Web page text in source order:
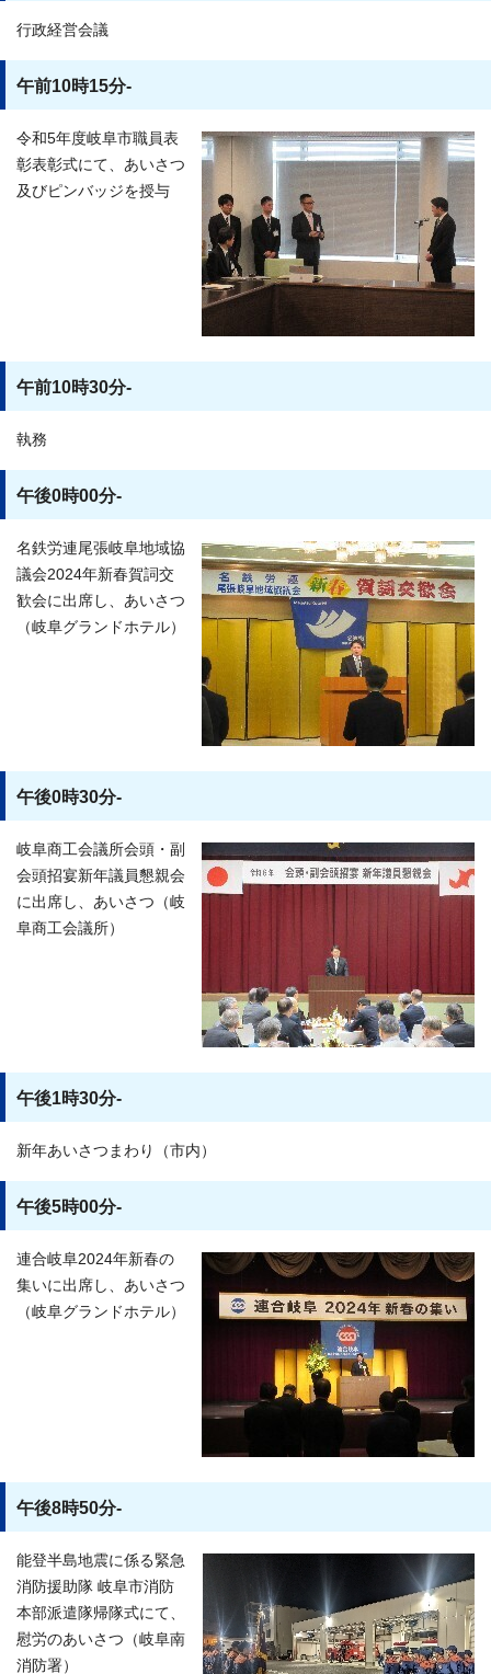
行政経営会議
午前10時15分-
令和5年度岐阜市職員表
彰表彰式にて、あいさつ
及びピンバッジを授与
午前10時30分-
執務
午後0時00分-
名鉄労連尾張岐阜地域協
議会2024年新春賀詞交
歓会に出席し、あいさつ
（岐阜グランドホテル）
午後0時30分-
岐阜商工会議所会頭・副
会頭招宴新年議員懇親会
に出席し、あいさつ（岐
阜商工会議所）
午後1時30分-
新年あいさつまわり（市内）
午後5時00分-
連合岐阜2024年新春の
集いに出席し、あいさつ
（岐阜グランドホテル）
午後8時50分-
能登半島地震に係る緊急
消防援助隊 岐阜市消防
本部派遣隊帰隊式にて、
慰労のあいさつ（岐阜南
消防署）